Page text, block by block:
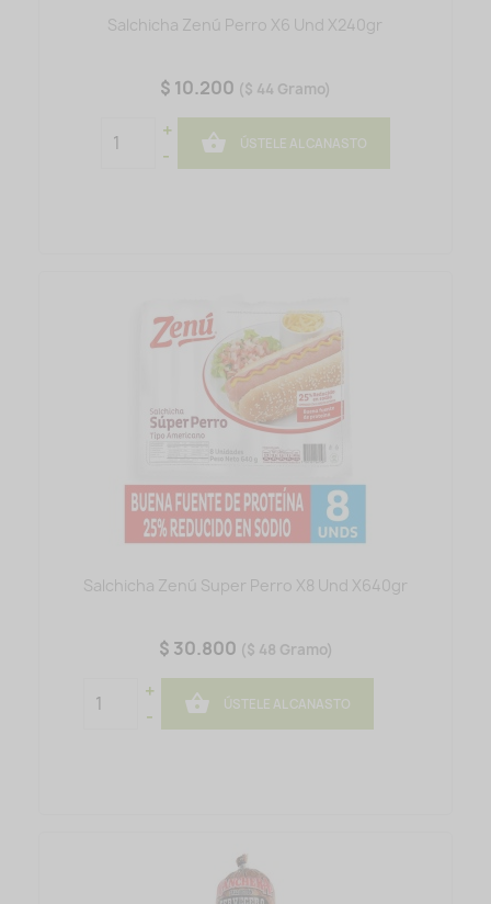
Salchicha Zenú Perro X6 Und X240gr
$ 10.200 ($ 44 Gramo)
+
-
 ÚSTELE AL CANASTO
Salchicha Zenú Super Perro X8 Und X640gr
$ 30.800 ($ 48 Gramo)
+
-
 ÚSTELE AL CANASTO